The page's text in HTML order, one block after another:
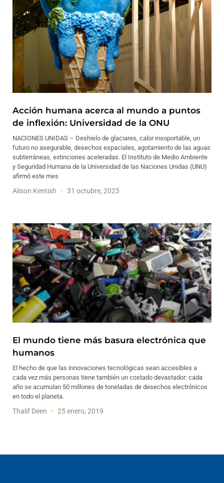
Acción humana acerca al mundo a puntos
de inflexión: Universidad de la ONU
NACIONES UNIDAS – Deshielo de glaciares, calor insoportable, un
futuro no asegurable, desechos espaciales, agotamiento de las aguas
subterráneas, extinciones aceleradas. El Instituto de Medio Ambiente
y Seguridad Humana de la Universidad de las Naciones Unidas (UNU)
afirmó este mes
Alison Kentish 31 octubre, 2023
El mundo tiene más basura electrónica que
humanos
El hecho de que las innovaciones tecnológicas sean accesibles a
cada vez más personas tiene también un costado devastador: cada
año se acumulan 50 millones de toneladas de desechos electrónicos
en todo el planeta.
Thalif Deen 25 enero, 2019